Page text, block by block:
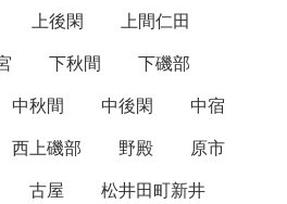
上後閑
上間仁田
下秋間
下磯部
中秋間 中後閑
中宿
西上磯部 野殿
原市
古屋
松井田町新井